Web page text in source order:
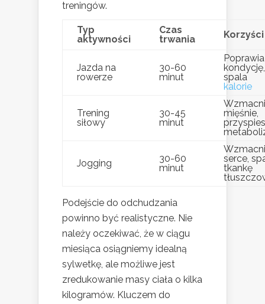
treningów.
Typ
aktywności
Czas
trwania
Korzyści
Jazda na
rowerze
30-60
minut
Poprawia
kondycję,
spala
kalorie
Trening
siłowy
30-45
minut
mięśnie,
Jogging
30-60
minut
serce,
tkankę
Podejście do odchudzania
powinno być realistyczne. Nie
należy oczekiwać, że w ciągu
miesiąca osiągniemy idealną
sylwetkę, ale możliwe jest
zredukowanie masy ciała o kilka
kilogramów. Kluczem do